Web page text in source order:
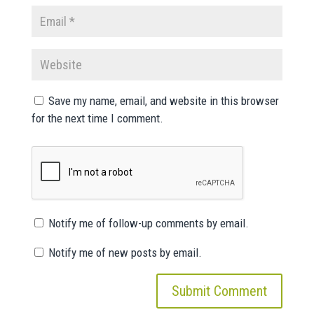
Save my name, email, and website in this browser
for the next time I comment.
Notify me of follow-up comments by email.
Notify me of new posts by email.